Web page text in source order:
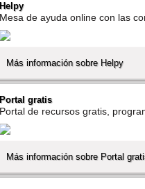
Helpy
Mesa de ayuda online con las
Más información sobre Helpy
Portal gratis
Portal de recursos gratis,
Más información sobre Portal